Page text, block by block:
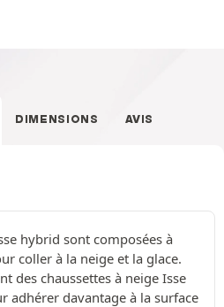
DIMENSIONS AVIS
hybrid sont composées à
coller à la neige et la glace.
des chaussettes à neige Isse
adhérer davantage à la surface